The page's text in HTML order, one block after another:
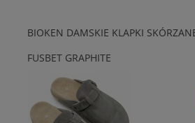
BIOKEN DAMSKIE KLAPKI
FUSBET GRAPHITE